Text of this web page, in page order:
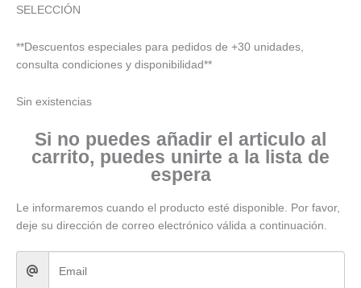
SELECCIÓN
**Descuentos especiales para pedidos de +30 unidades,
consulta condiciones y disponibilidad**
Sin existencias
Si no puedes añadir el articulo al
carrito, puedes unirte a la lista de
espera
Le informaremos cuando el producto esté disponible. Por favor,
deje su dirección de correo electrónico válida a continuación.